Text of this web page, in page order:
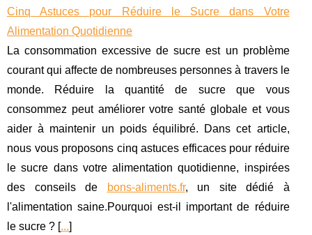
Cinq Astuces pour Réduire le Sucre dans Votre
Alimentation Quotidienne
La consommation excessive de sucre est un problème
courant qui affecte de nombreuses personnes à travers le
monde. Réduire la quantité de sucre que vous
consommez peut améliorer votre santé globale et vous
aider à maintenir un poids équilibré. Dans cet article,
nous vous proposons cinq astuces efficaces pour réduire
le sucre dans votre alimentation quotidienne, inspirées
des conseils de
bons-aliments.fr, un site dédié à
l'alimentation saine.Pourquoi est-il important de réduire
le sucre ? [...]